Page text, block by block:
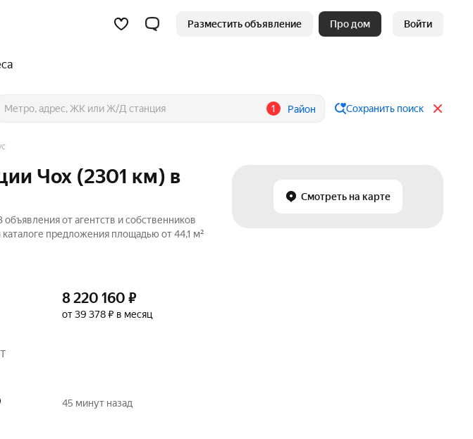
Разместить объявление Про дом Войти
1 Район Сохранить поиск
Смотреть на карте
Чох (2301 км) в
от агентств и собственников
предложения площадью от 44,1 м²
8 220 160 ₽
от 39 378 ₽ в месяц
45 минут назад